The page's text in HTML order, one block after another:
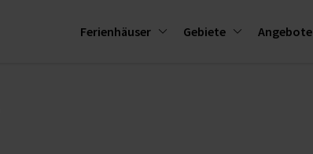
Ferienhäuser Gebiete Angebote